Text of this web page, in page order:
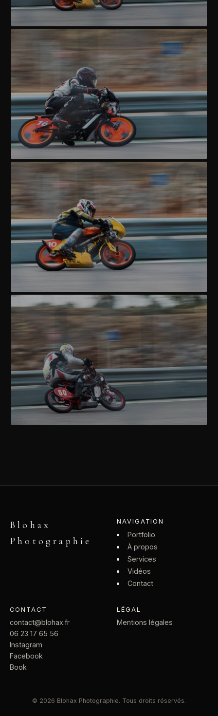
Blohax
Photographie
NAVIGATION
Portfolio
À propos
Services
Vidéos
Contact
CONTACT
contact@blohax.fr
06 23 17 65 56
Instagram
Facebook
Book
LÉGAL
Mentions légales
© 2026 Blohax Photographie. Tous droits réservés.